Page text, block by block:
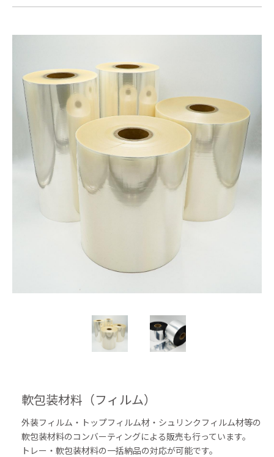
軟包装材料（フィルム）
外装フィルム・トップフィルム材・シュリンクフィルム材等の
軟包装材料のコンバーティングによる販売も行っています。
トレー・軟包装材料の一括納品の対応が可能です。